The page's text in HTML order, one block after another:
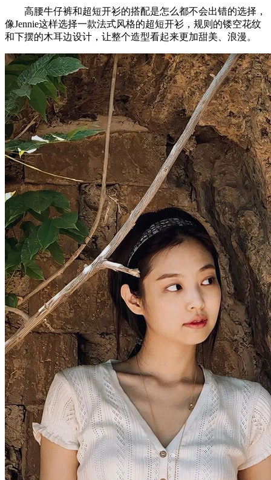
高腰牛仔裤和超短开衫的搭配是怎么都不会出错的选择，
像Jennie这样选择一款法式风格的超短开衫，规则的镂空花纹
和下摆的木耳边设计，让整个造型看起来更加甜美、浪漫。